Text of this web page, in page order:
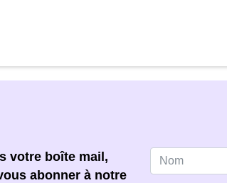
votre boîte mail,
abonner à notre